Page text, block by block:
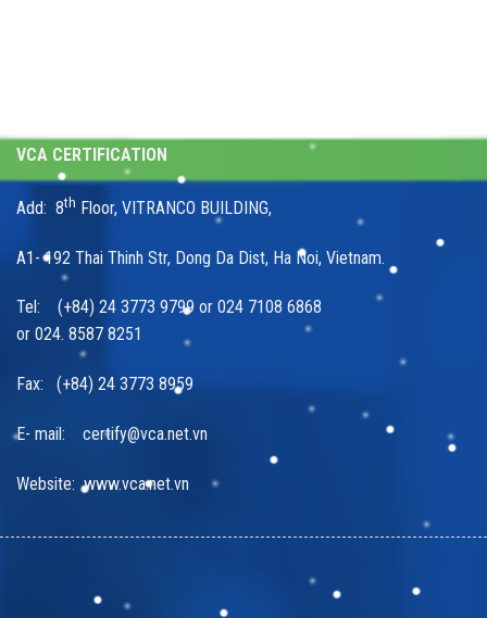
VCA CERTIFICATION
Add: 8th Floor, VITRANCO BUILDING,
A1- 192 Thai Thinh Str, Dong Da Dist, Ha Noi, Vietnam.
Tel: (+84) 24 3773 9799 or 024 7108 6868
or 024. 8587 8251
Fax: (+84) 24 3773 8959
E- mail: certify@vca.net.vn
Website: www.vca.net.vn